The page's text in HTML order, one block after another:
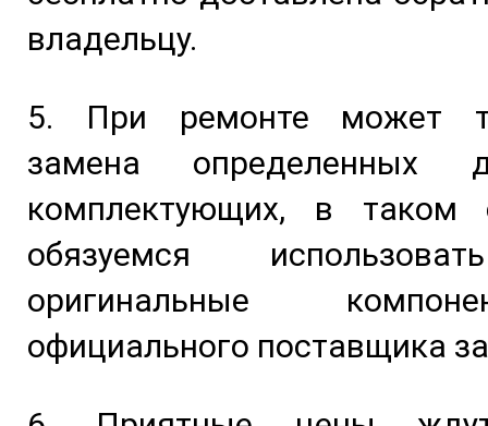
владельцу.
5. При ремонте может
замена определенных
комплектующих, в таком
обязуемся
оригинальные
официального поставщика